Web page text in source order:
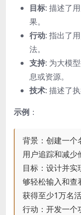
目标: 描述了
果。
行动: 指出了
法。
支持: 为大模
息或资源。
技术: 描述了
示例 ：
背景：创建一个
用户追踪和减少
目标：设计并
够轻松输入和查
获得至少1万名活
行动：开发一个